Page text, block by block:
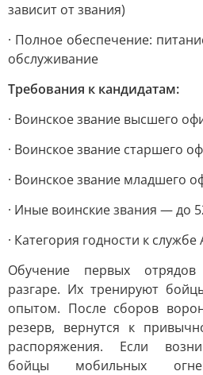
зависит от звания)
· Полное обеспечение:
обслуживание
Требования к кандидатам:
· Воинское звание высшего
· Воинское звание старшего
· Воинское звание младшего
· Иные воинские звания — до
· Категория годности к
Обучение первых
разгаре. Их тренируют
опытом. После сборов
резерв, вернутся к
распоряжения. Если
бойцы мобильных